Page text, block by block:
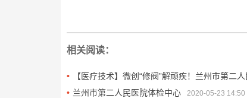
相关阅读：
【医疗技术】微创“修阀”解顽疾！兰州市第二
兰州市第二人民医院体检中心 2020-05-23 14:50